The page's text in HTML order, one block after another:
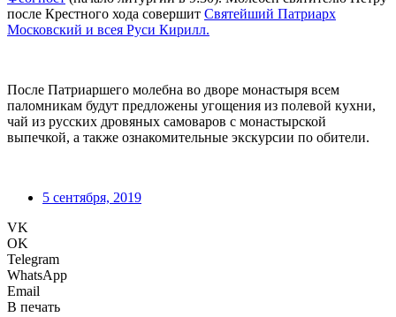
после Крестного хода совершит Святейший Патриарх
Московский и всея Руси Кирилл.
После Патриаршего молебна во дворе монастыря всем
паломникам будут предложены угощения из полевой кухни,
чай из русских дровяных самоваров с монастырской
выпечкой, а также ознакомительные экскурсии по обители.
5 сентября, 2019
VK
OK
Telegram
WhatsApp
Email
В печать